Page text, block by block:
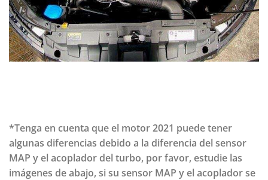
*Tenga en cuenta que el motor 2021 puede tener
algunas diferencias debido a la diferencia del sensor
MAP y el acoplador del turbo, por favor, estudie las
imágenes de abajo, si su sensor MAP y el acoplador se